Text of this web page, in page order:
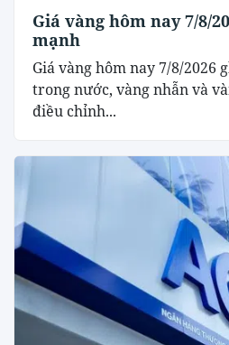
Giá vàng hôm nay 7/8/
mạnh
Giá vàng hôm nay 7/8/
trong nước, vàng nhẫn và
điều chỉnh...